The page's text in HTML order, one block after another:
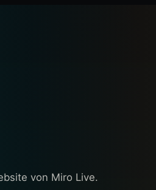
von Miro Live.